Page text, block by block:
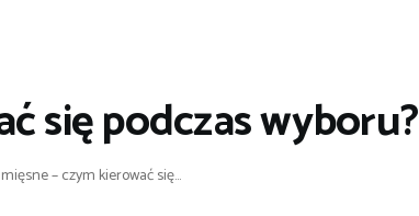
się podczas wyboru?
– czym kierować się...